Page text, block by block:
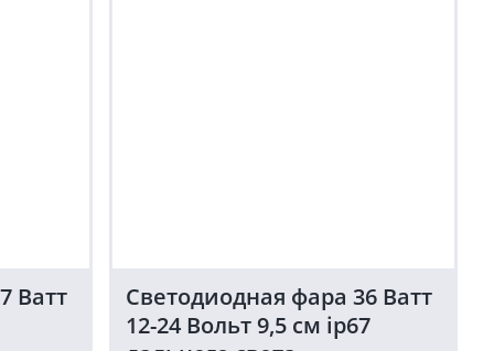
Ватт
Светодиодная фара 36 Ватт
12-24 Вольт 9,5 см ip67